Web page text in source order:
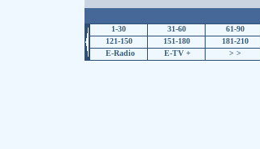
1-30 31-60 61-90
121-150
151-180 181-210
E-Radio
E-TV + > >